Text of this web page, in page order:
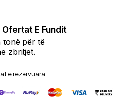
Ofertat E Fundit
tonë për të
zbritjet.
e rezervuara.